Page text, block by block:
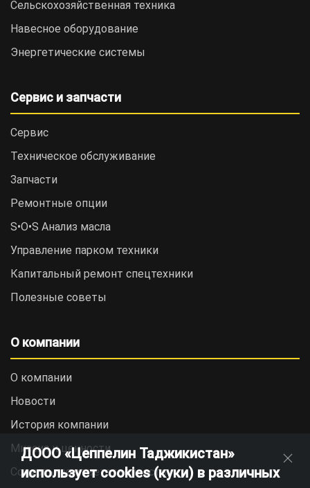
Сельскохозяйственная техника
Навесное оборудование
Энергетические системы
Сервис и запчасти
Сервис
Техническое обслуживание
Запчасти
Ремонтные опции
S•O•S Анализ масла
Управление парком техники
Капитальный ремонт спецтехники
Полезные советы
О компании
О компании
Новости
История компании
Миссия и ценности
Социальная ответственность
ДООО «Цеппелин Таджикистан»
использует cookies (куки) в различных